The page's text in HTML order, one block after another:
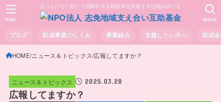
ほっとけない想いで活動する互助団体を支援する仕組み作りを
ブログ 助成事業のしくみ 事業紹介 支援したい方へ 助成
SEARCH
MENU
HOME ニュース＆トピックス 広報してますか？
ニュース＆トピックス 2025.03.28
広報してますか？